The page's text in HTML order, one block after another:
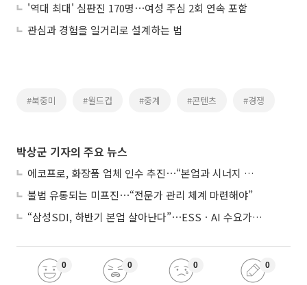
'역대 최대' 심판진 170명⋯여성 주심 2회 연속 포함
관심과 경험을 일거리로 설계하는 법
#북중미 #월드컵 #중계 #콘텐츠 #경쟁
박상군 기자의 주요 뉴스
에코프로, 화장품 업체 인수 추진⋯“본업과 시너지 부족”
불법 유통되는 미프진⋯“전문가 관리 체계 마련해야”
“삼성SDI, 하반기 본업 살아난다”⋯ESSㆍAI 수요가 견인
0 0 0 0